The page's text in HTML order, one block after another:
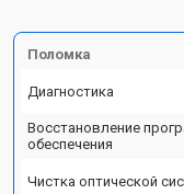
Поломка
Диагностика
Восстановление
обеспечения
Чистка оптической